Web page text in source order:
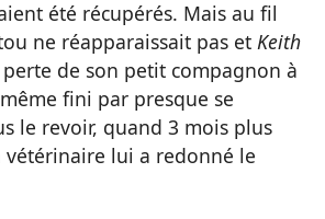
été récupérés. Mais au fil
ne réapparaissait pas et Keith
de son petit compagnon à
fini par presque se
le revoir, quand 3 mois plus
vétérinaire lui a redonné le